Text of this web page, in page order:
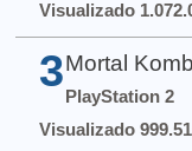
Visualizado
3 Mortal
PlayStation 2
Visualizado